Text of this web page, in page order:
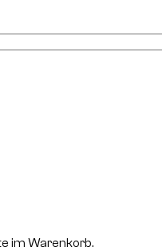
im Warenkorb.